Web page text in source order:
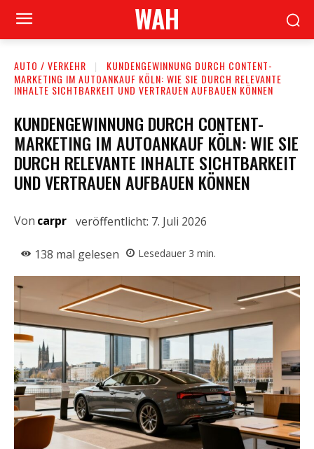
WAH
AUTO / VERKEHR
KUNDENGEWINNUNG DURCH CONTENT-
MARKETING IM AUTOANKAUF KÖLN: WIE SIE DURCH RELEVANTE
INHALTE SICHTBARKEIT UND VERTRAUEN AUFBAUEN KÖNNEN
KUNDENGEWINNUNG DURCH CONTENT-
MARKETING IM AUTOANKAUF KÖLN: WIE SIE
DURCH RELEVANTE INHALTE SICHTBARKEIT
UND VERTRAUEN AUFBAUEN KÖNNEN
Von carpr veröffentlicht: 7. Juli 2026
138 mal gelesen Lesedauer 3 min.